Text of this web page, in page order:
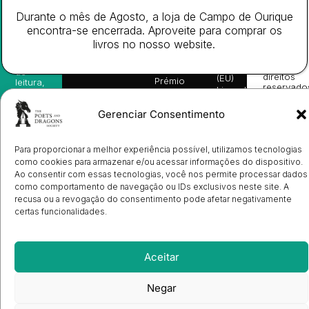
Gerenciar Consentimento
Para proporcionar a melhor experiência possível, utilizamos tecnologias
como cookies para armazenar e/ou acessar informações do dispositivo.
Ao consentir com essas tecnologias, você nos permite processar dados
como comportamento de navegação ou IDs exclusivos neste site. A
recusa ou a revogação do consentimento pode afetar negativamente
certas funcionalidades.
Aceitar
Negar
info@poetsandragons.com
Infantil
Adulto
Bookshop
Editora
Books
in
English
Prémio
Ulysses
Nós
Manuscritos
Candidatura
de
Ilustradores
Registo
de
Venda
Política de
privacidade
(EU)
Livro de
Eletrónico
e
receba
de
leitura,
novidades
sobre
lançamentos,
vantagens
e
avisos
diretamente
no seu
e-mail.
Subscrever
On
Labs
©
direitos
Durante o mês de Agosto, a loja de Campo de Ourique
encontra-se encerrada. Aproveite para comprar os
livros no nosso website.